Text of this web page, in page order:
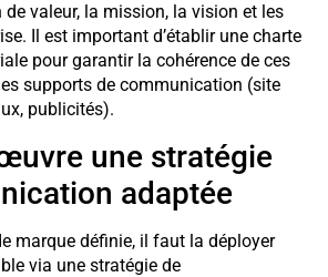
valeur, la mission, la vision et les
Il est important d’établir une charte
pour garantir la cohérence de ces
supports de communication (site
publicités).
une stratégie
adaptée
marque définie, il faut la déployer
via une stratégie de